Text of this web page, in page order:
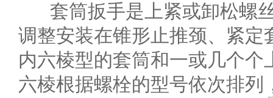
套筒扳手是上紧或卸松螺
调整安装在锥形止推颈、紧
内六棱型的套筒和一或几个
六棱根据螺栓的型号依次排列